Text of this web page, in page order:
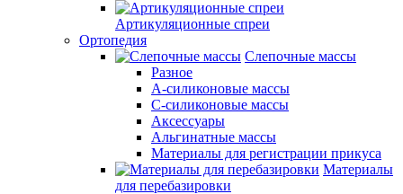
Артикуляционные спреи
Ортопедия
Слепочные массы
Разное
А-силиконовые массы
С-силиконовые массы
Аксессуары
Альгинатные массы
Материалы для регистрации прикуса
Материалы
для перебазировки